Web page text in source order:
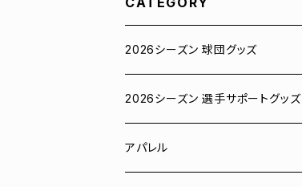
2026シーズン 球団グッズ
ユニフォーム
Tシャツ
2026シーズン 選手サポートグッズ
# 00 蓮
アパレル